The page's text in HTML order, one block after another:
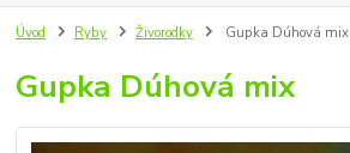
Úvod Ryby Živorodky Gupka Dúhová mix
Gupka Dúhová mix